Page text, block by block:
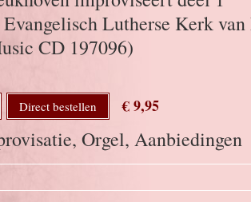
Lutherse Kerk
CD 197096)
Direct bestellen € 9,95
Orgel, Aanbiedingen